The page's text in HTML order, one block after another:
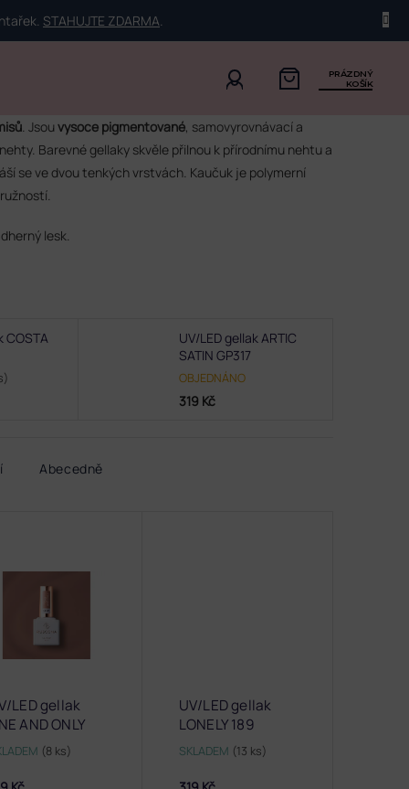
STAHUJTE ZDARMA.
PRÁZDNÝ
KOŠÍK
. Jsou vysoce pigmentované, samovyrovnávací a
Barevné gellaky skvěle přilnou k přírodnímu nehtu a
se ve dvou tenkých vrstvách. Kaučuk je polymerní
lesk.
COSTA
UV/LED gellak ARTIC
SATIN GP317
OBJEDNÁNO
319 Kč
Abecedně
LED gellak
AND ONLY
(8 ks)
UV/LED gellak
LONELY 189
SKLADEM (13 ks)